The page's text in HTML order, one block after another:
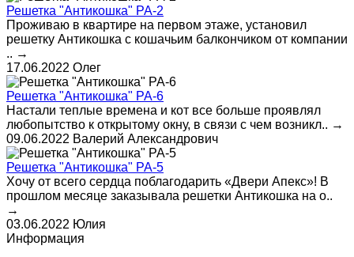
Решетка "Антикошка" РА-2
Проживаю в квартире на первом этаже, установил
решетку Антикошка с кошачьим балкончиком от компании
.. →
17.06.2022 Олег
Решетка "Антикошка" РА-6
Настали теплые времена и кот все больше проявлял
любопытство к открытому окну, в связи с чем возникл.. →
09.06.2022 Валерий Александрович
Решетка "Антикошка" РА-5
Хочу от всего сердца поблагодарить «Двери Апекс»! В
прошлом месяце заказывала решетки Антикошка на о..
→
03.06.2022 Юлия
Информация